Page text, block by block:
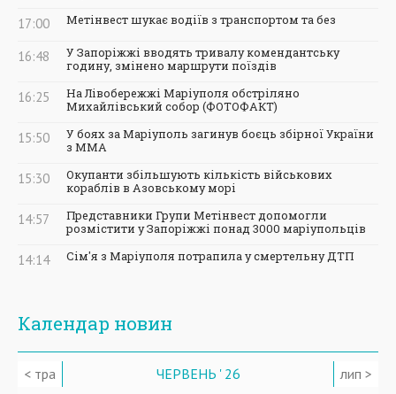
17:00 Метінвест шукає водіїв з транспортом та без
16:48
У Запоріжжі вводять тривалу комендантську
годину, змінено маршрути поїздів
16:25
На Лівобережжі Маріуполя обстріляно
Михайлівський собор (ФОТОФАКТ)
15:50
У боях за Маріуполь загинув боєць збірної України
з ММА
15:30
Окупанти збільшують кількість військових
кораблів в Азовському морі
14:57
Представники Групи Метінвест допомогли
розмістити у Запоріжжі понад 3000 маріупольців
14:14 Сім'я з Маріуполя потрапила у смертельну ДТП
Календар новин
< тра ЧЕРВЕНЬ ' 26 лип >